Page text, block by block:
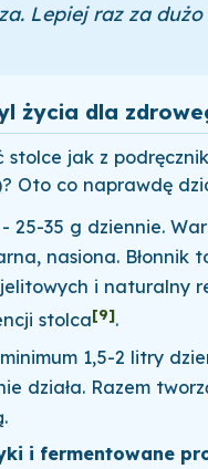
Lepiej raz za dużo
życia dla
stolce jak z
Oto co naprawdę
- 25-35 g dziennie.
nasiona. Błonnik
i naturalny
stolca[9].
1,5-2 litry
działa. Razem
i fermentowane